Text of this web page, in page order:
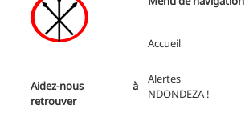
Aidez-nous à
retrouver
Accueil
Alertes
NDONDEZA !